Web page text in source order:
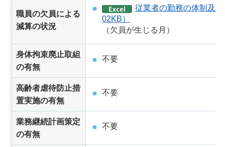
職員の欠員による
減算の状況
従業者の勤務の体制及
02KB）
（欠員が生じる月）
身体拘束廃止取組
の有無
不要
高齢者虐待防止措
置実施の有無
不要
業務継続計画策定
の有無
不要